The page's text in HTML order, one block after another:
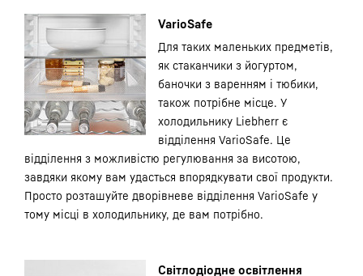
VarioSafe
Для таких маленьких предметів,
як стаканчики з йогуртом,
баночки з варенням і тюбики,
також потрібне місце. У
холодильнику Liebherr є
відділення VarioSafe. Це
відділення з можливістю регулювання за висотою,
завдяки якому вам удасться впорядкувати свої продукти.
Просто розташуйте дворівневе відділення VarioSafe у
тому місці в холодильнику, де вам потрібно.
Світлодіодне освітлення